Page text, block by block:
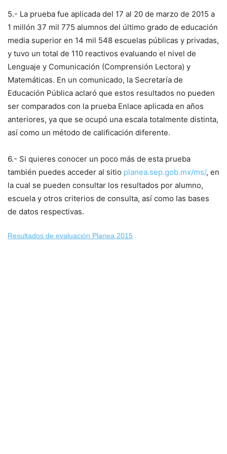
5.- La prueba fue aplicada del 17 al 20 de marzo de 2015 a
1 millón 37 mil 775 alumnos del último grado de educación
media superior en 14 mil 548 escuelas públicas y privadas,
y tuvo un total de 110 reactivos evaluando el nivel de
Lenguaje y Comunicación (Comprensión Lectora) y
Matemáticas. En un comunicado, la Secretaría de
Educación Pública aclaró que estos resultados no pueden
ser comparados con la prueba Enlace aplicada en años
anteriores, ya que se ocupó una escala totalmente distinta,
así como un método de calificación diferente.
6.- Si quieres conocer un poco más de esta prueba
también puedes acceder al sitio planea.sep.gob.mx/ms/, en
la cual se pueden consultar los resultados por alumno,
escuela y otros criterios de consulta, así como las bases
de datos respectivas.
Resultados de evaluación Planea 2015